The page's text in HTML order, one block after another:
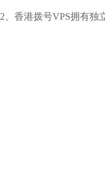
2、香港拨号VPS拥有独